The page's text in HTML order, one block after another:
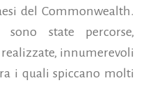
del Commonwealth.
state percorse,
innumerevoli
i quali spiccano molti